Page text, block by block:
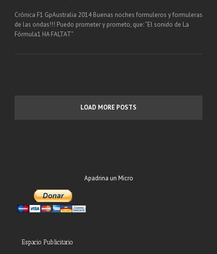
Crónica F1 GpAustralia 2014 Buenas noches formuleros y formuleras
de las ondas!!! Puedo prometer y prometo, que: “El sonido de La
Fórmula1 HA FALTAT”
LOAD MORE POSTS
Apadrina un Micro
Espacio Publicitario